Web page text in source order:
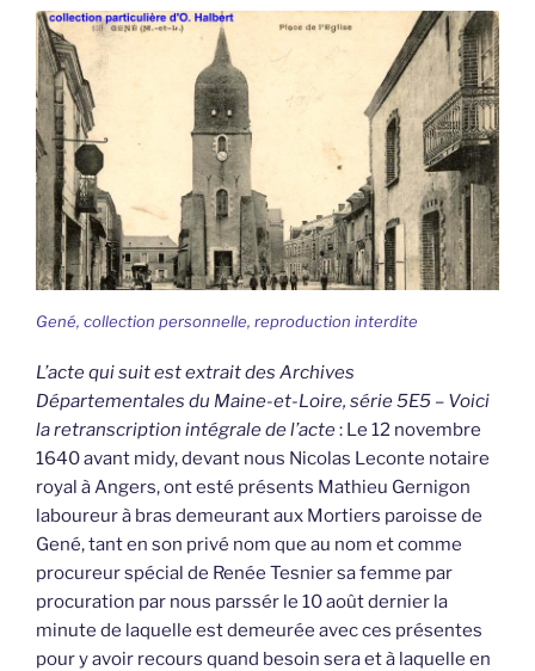
Gené, collection personnelle, reproduction interdite
L’acte qui suit est extrait des Archives
Départementales du Maine-et-Loire, série 5E5 – Voici
la retranscription intégrale de l’acte: Le 12 novembre
1640 avant midy, devant nous Nicolas Leconte notaire
royal à Angers, ont esté présents Mathieu Gernigon
laboureur à bras demeurant aux Mortiers paroisse de
Gené, tant en son privé nom que au nom et comme
procureur spécial de Renée Tesnier sa femme par
procuration par nous parssér le 10 août dernier la
minute de laquelle est demeurée avec ces présentes
pour y avoir recours quand besoin sera et à laquelle en